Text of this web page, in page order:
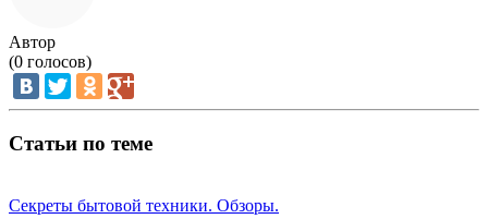
Автор
(0 голосов)
Статьи по теме
Секреты бытовой техники. Обзоры.